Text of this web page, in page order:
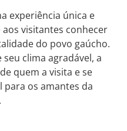
experiência única e
visitantes conhecer
do povo gaúcho.
clima agradável, a
quem a visita e se
os amantes da